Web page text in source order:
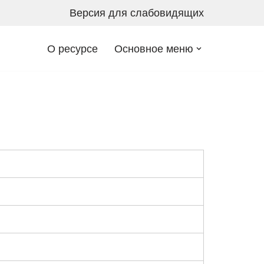
Версия для слабовидящих
О ресурсе Основное меню